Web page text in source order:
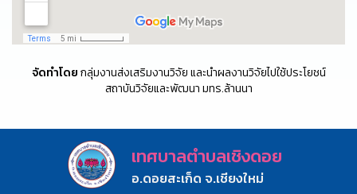
จัดทำโดยกลุ่มงานส่งเสริมงานวิจัย และนำผลงานวิจัยไปใช้ประโยชน์
สถาบันวิจัยและพัฒนา มทร.ล้านนา
เทศบาลตำบลเชิงดอย
อ.ดอยสะเก็ด จ.เชียงใหม่